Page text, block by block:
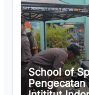
School of